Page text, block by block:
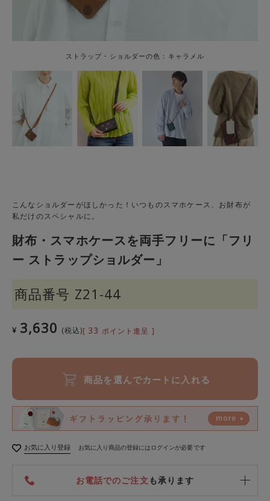
ストラップ・ショルダーの色：キャラメル
こんなショルダーがほしかった！いつものスマホケース、お財布が
私だけのスペシャルに。
財布・スマホケースを両手フリーに「フリ
ー ストラップショルダー」
商品番号 Z21-44
¥ 3,630 税込 [ 33 ポイント進呈 ]
商品を選んでカートに入れる
お気に入り登録 お気に入り商品の登録にはログインが必要です
お電話でのご注文も承ります